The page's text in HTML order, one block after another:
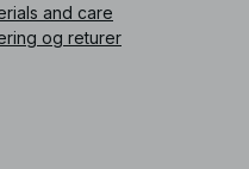
and care
og returer